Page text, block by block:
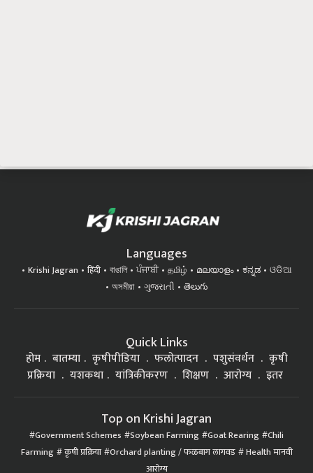
Languages
Krishi Jagran हिंदी বাঙালি ਪੰਜਾਬੀ தமிழ் മലയാളം ಕನ್ನಡ
ଓଡିଆ
অসমীয়া
ગુજરાતી తెలుగు
Quick Links
होम बातम्या कृषीपीडिया फलोत्पादन पशुसंवर्धन
कृषी
प्रक्रिया
यशकथा यांत्रिकीकरण शिक्षण आरोग्य इतर
Top on Krishi Jagran
Government Schemes Soybean Farming Goat Rearing Chili
Farming कृषी प्रक्रिया Orchard planting / फळबाग लागवड Health मानवी
आरोग्य